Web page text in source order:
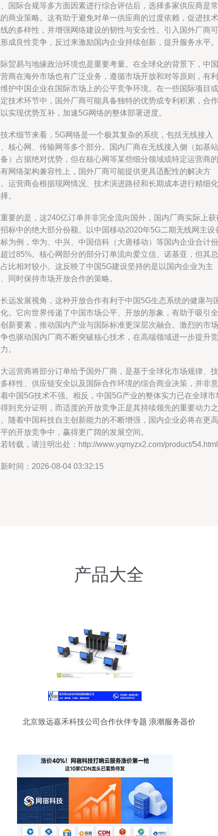
国际合规等多方面因素进行综合评估后，选择多家供应商是常
商业策略。这有助于避免对单一供应商的过度依赖，促进技术
的多样性，并增强网络建设的韧性与安全性。引入国外厂商可
成良性竞争，反过来激励国内企业持续创新，提升服务水平。
贸易与地缘政治环境也是重要考量。在全球化的背景下，中国
商在海外市场也有广泛业务，遵循市场开放和对等原则，有利
护中国企业在国际市场上的公平竞争环境。在一些国际项目或
技术环节中，国外厂商可能具备独特的优势或专利积累，合作
实现优势互补，加速5G网络的整体部署进度。
术细节来看，5G网络是一个极其复杂的系统，包括无线接入
核心网、传输网等多个部分。国内厂商在无线接入侧（如基站
）占据绝对优势，但在核心网等某些细分领域或特定运营商的
网络架构兼容性上，国外厂商可能提供更具适配性的解决方
运营商会根据现网情况、技术演进路径和长期成本进行精细化
。
要的是，这240亿订单并非完全流向国外，国内厂商实际上获
标中的绝大部分份额。以中国移动2020年5G二期无线网主设
为例，华为、中兴、中国信科（大唐移动）等国内企业合计份
过85%。核心网部分的部分订单流向爱立信、诺基亚，但其总
比相对较小。这反映了中国5G建设坚持的是以国内企业为主
同时保持市场开放合作的策略。
远发展视角，这种开放合作有利于中国5G生态系统的健康与
。它向世界传递了中国市场公平、开放的形象，有助于吸引全
新要素，推动国内产业与国际标准更深层次融合。激烈的市场
也驱动国内厂商不断突破核心技术，在高端领域进一步提升竞
。
运营商将部分订单给予国外厂商，是基于全球化市场规律、技
样性、供应链安全以及国际合作环境的综合商业决策，并非意
中国5G技术不强。相反，中国5G产业的整体实力已在全球市
到充分证明，而适度的开放竞争正是其持续领先的重要动力之
随着中国科技自主创新能力的不断增强，国内企业必将在更高
的开放竞争中，赢得更广阔的发展空间。
转载，请注明出处：http://www.yqmyzx2.com/product/54.html
时间：2026-08-04 03:32:15
产品大全
北京致远嘉禾科技公司合作伙伴专题 浪潮服务器价